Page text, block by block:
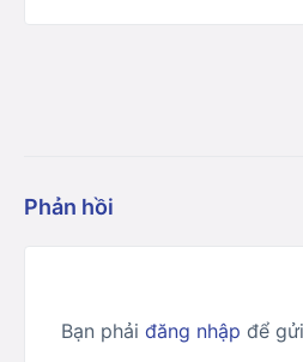
Phản hồi
Bạn phải đăng nhập để